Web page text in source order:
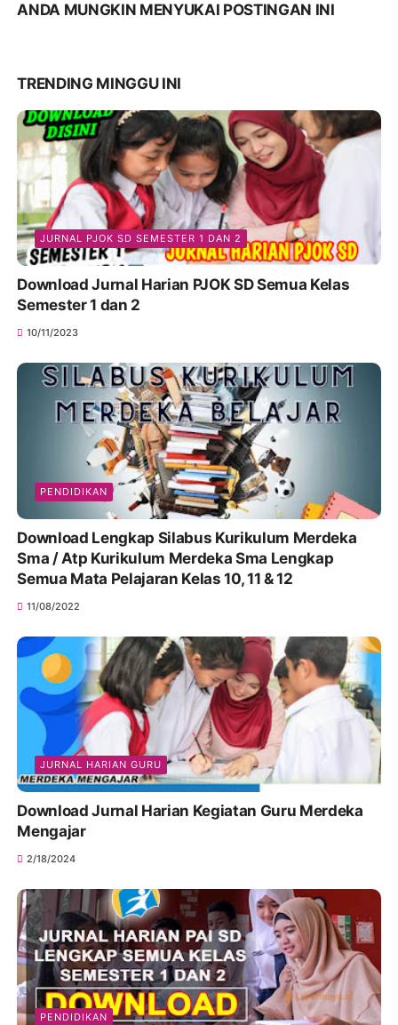
ANDA MUNGKIN MENYUKAI POSTINGAN INI
TRENDING MINGGU INI
JURNAL PJOK SD SEMESTER 1 DAN 2
Download Jurnal Harian PJOK SD Semua Kelas
Semester 1 dan 2
10/11/2023
PENDIDIKAN
Download Lengkap Silabus Kurikulum Merdeka
Sma / Atp Kurikulum Merdeka Sma Lengkap
Semua Mata Pelajaran Kelas 10, 11 & 12
11/08/2022
JURNAL HARIAN GURU
Download Jurnal Harian Kegiatan Guru Merdeka
Mengajar
2/18/2024
PENDIDIKAN